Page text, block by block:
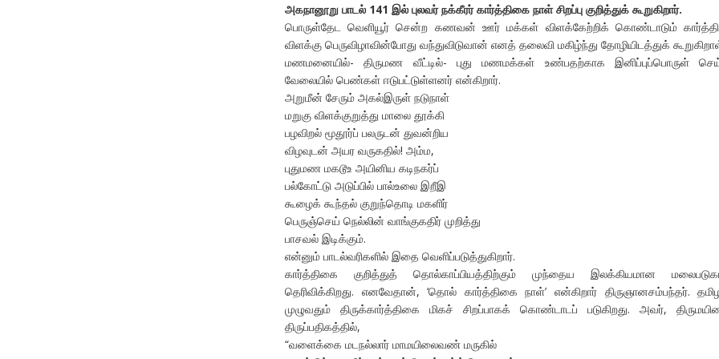
அகநானூறு பாடல் 141 இல் புலவர் நக்கீரர் கார்த்திகை நாள் சிறப்பு குறித்துக் கூறுகிறார்.
பொருள்தேட வெளியூர் சென்ற கணவன் ஊர் மக்கள் விளக்கேற்றிக் கொண்டாடும்
விளக்கு பெருவிழாவின்போது வந்துவிடுவான் எனத் தலைவி மகிழ்ந்து தோழியிடத்துக்
மணமனையில்- திருமண வீட்டில்- புது மணமக்கள் உண்பதற்காக இனிப்புப்பொருள்
வேலையில் பெண்கள் ஈடுபட்டுள்ளனர் என்கிறார்.
அறுமீன் சேரும் அகல்இருள் நடுநாள்
மறுகு விளக்குறுத்து மாலை தூக்கி
பழவிறல் மூதூர்ப் பலருடன் துவன்றிய
விழவுடன் அயர வருகதில்! அம்ம,
புதுமண மகடூஉ அயினிய கடிநகர்ப்
பல்கோட்டு அடுப்பில் பால்உலை இறீஇ
கூழைக் கூந்தல் குறுந்தொடி மகளிர்
பெருஞ்செய் நெல்லின் வாங்குகதிர் முறித்து
பாசவல் இடிக்கும்.
என்னும் பாடல்வரிகளில் இதை வெளிப்படுத்துகிறார்.
கார்த்திகை குறித்துத் தொல்காப்பியத்திற்கும் முந்தைய இலக்கியமான
தெரிவிக்கிறது. எனவேதான், ‘தொல் கார்த்திகை நாள்’ என்கிறார் திருஞானசம்பந்தர்.
முழுவதும் திருக்கார்த்திகை மிகச் சிறப்பாகக் கொண்டாடப் படுகிறது. அவர்,
திருப்பதிகத்தில்,
“வளைக்கை மடநல்லார் மாமயிலைவண் மருகில்